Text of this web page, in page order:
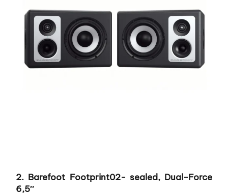
2. Barefoot Footprint02- sealed, Dual-Force
6,5″